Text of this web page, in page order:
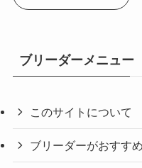
ブリーダーメニュー
このサイトについて
ブリーダーがおすす